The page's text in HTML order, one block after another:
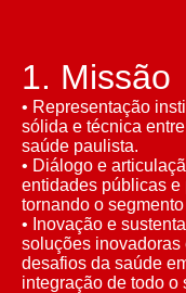
1. Missão
• Representação
sólida e técnica
saúde paulista.
• Diálogo e
entidades públicas
tornando o
• Inovação e
soluções inovadoras
desafios da saúde
integração de todo o